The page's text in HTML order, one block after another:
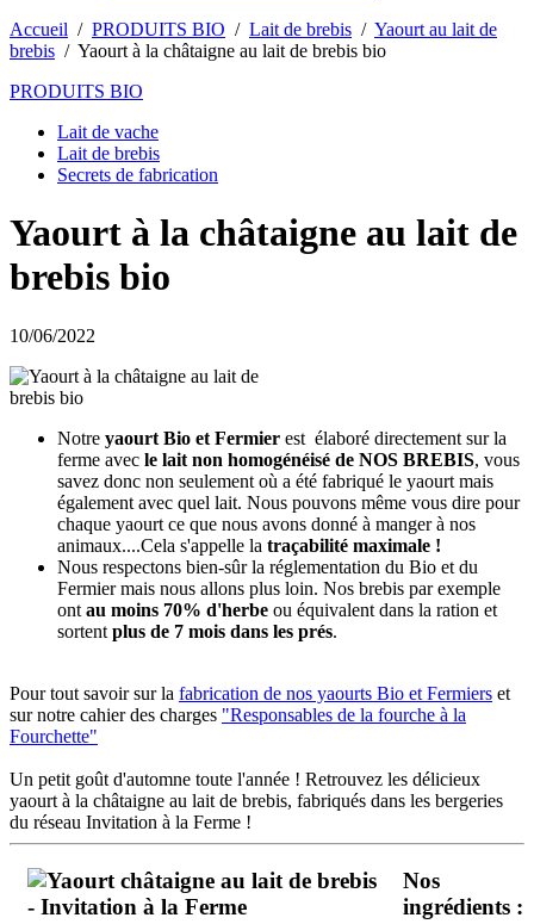
Accueil / PRODUITS BIO / Lait de brebis / Yaourt au lait de
brebis / Yaourt à la châtaigne au lait de brebis bio
PRODUITS BIO
Lait de vache
Lait de brebis
Secrets de fabrication
Yaourt à la châtaigne au lait de
brebis bio
10/06/2022
Notre yaourt Bio et Fermier est élaboré directement sur la
ferme avec le lait non homogénéisé de NOS BREBIS, vous
savez donc non seulement où a été fabriqué le yaourt mais
également avec quel lait. Nous pouvons même vous dire pour
chaque yaourt ce que nous avons donné à manger à nos
animaux....Cela s'appelle la traçabilité maximale !
Nous respectons bien-sûr la réglementation du Bio et du
Fermier mais nous allons plus loin. Nos brebis par exemple
ont au moins 70% d'herbe ou équivalent dans la ration et
sortent plus de 7 mois dans les prés.
Pour tout savoir sur la fabrication de nos yaourts Bio et Fermiers et
sur notre cahier des charges "Responsables de la fourche à la
Fourchette"
Un petit goût d'automne toute l'année ! Retrouvez les délicieux
yaourt à la châtaigne au lait de brebis, fabriqués dans les bergeries
du réseau Invitation à la Ferme !
Nos
ingrédients :